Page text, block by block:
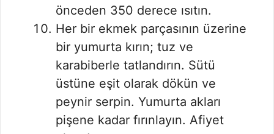
önceden 350 derece ısıtın.
Her bir ekmek parçasının üzerine
bir yumurta kırın; tuz ve
karabiberle tatlandırın. Sütü
üstüne eşit olarak dökün ve
peynir serpin. Yumurta akları
pişene kadar fırınlayın. Afiyet